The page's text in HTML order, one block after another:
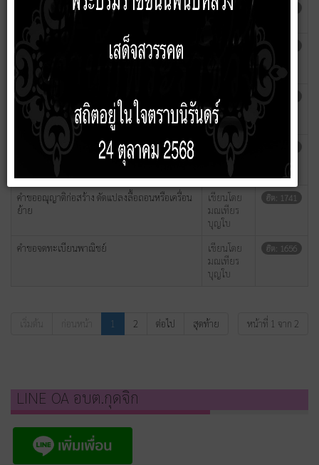
ลงทะเบียนรับสิทธิ์การอุดหนุนเด็กแรกเกิด
เขียนโดย
ใบรับแจ้งการขุดดินหรือถมดิน
เขียนโดย
ใบอณุญาตประกอบกิจการรับทำการกำจัดสิ่งปฏิกูล
เขียนโดย
มณเทียร
บุญใบ
ฮิต: 1587
แบบ อภ.1 และ อภ.2 คำขอต่อใบอณุญาติประกอบ
กิจการที่เป็นอันตรายต่อสุภาพ
เขียนโดย
มณเทียร
บุญใบ
คำขออณุญาติก่อสร้าง ดัดแปลงลื้อถอนหรือเครื่อน
ย้าย
เขียนโดย
มณเทียร
บุญใบ
ฮิต: 1741
คำขอจดทะเบียนพาณิชย์
เขียนโดย
มณเทียร
บุญใบ
ฮิต: 1656
หน้าที่ 1 จาก 2
เริ่มต้น ก่อนหน้า 1 2 ต่อไป สุดท้าย
LINE OA อบต.กุดจิก